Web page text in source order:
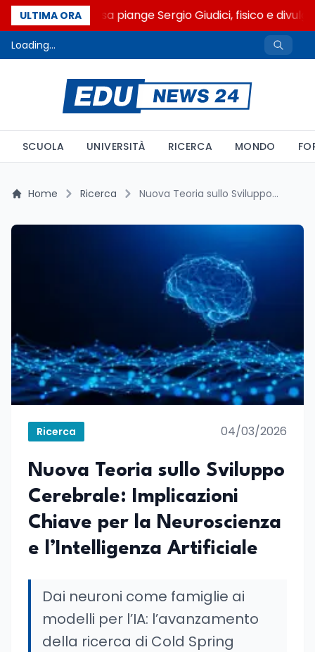
ULTIMA ORA
L'Università di Pisa piange Sergio Giudici, fisico e
Loading...
SCUOLA UNIVERSITÀ RICERCA MONDO
Home Ricerca Nuova Teoria sullo Sviluppo Cerebrale: Implicazioni Chiave per la Neuroscienza e l’Intelligenza Artificiale
Ricerca 04/03/2026
Nuova Teoria sullo Sviluppo
Cerebrale: Implicazioni
Chiave per la Neuroscienza
e l’Intelligenza Artificiale
Dai neuroni come famiglie ai
modelli per l’IA: l’avanzamento
della ricerca di Cold Spring